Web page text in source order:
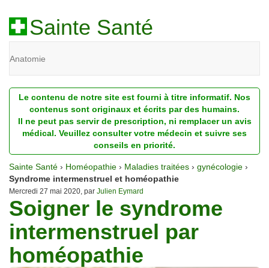
Sainte Santé
Anatomie
Diagnostic
Dossiers
Homéopathie
Nutrition
Pathologie
Psychologie
Recherches
Le contenu de notre site est fourni à titre informatif. Nos
contenus sont originaux et écrits par des humains.
Il ne peut pas servir de prescription, ni remplacer un avis
médical. Veuillez consulter votre médecin et suivre ses
conseils en priorité.
Sainte Santé › Homéopathie › Maladies traitées › gynécologie ›
Syndrome intermenstruel et homéopathie
Mercredi 27 mai 2020, par Julien Eymard
Soigner le syndrome
intermenstruel par
homéopathie